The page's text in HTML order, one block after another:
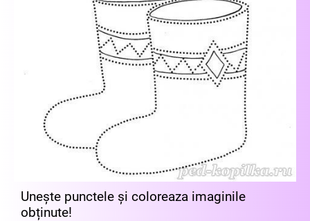
Unește punctele și coloreaza imaginile
obținute!